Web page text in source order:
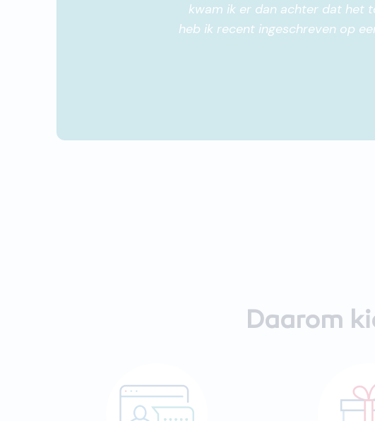
kwam ik er dan achter dat het
heb ik recent ingeschreven op
Daarom